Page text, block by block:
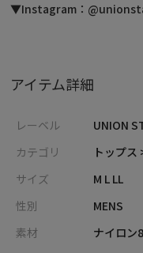
▼Instagram：
アイテム詳細
レーベル
UNION
カテゴリ
トップス
サイズ
M L LL
性別
MENS
素材
ナイロ